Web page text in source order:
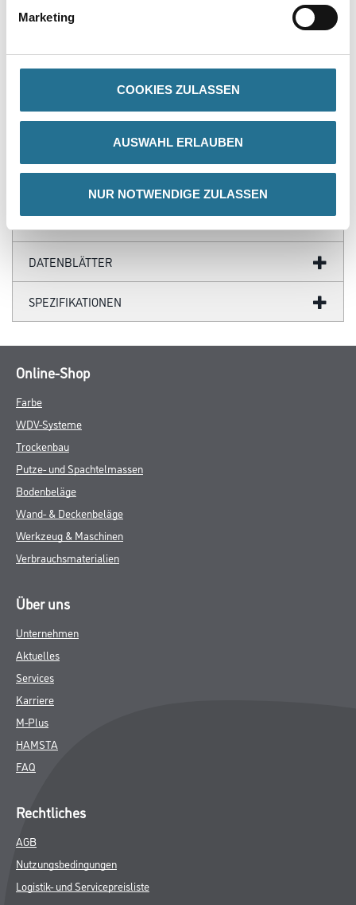
Marketing
COOKIES ZULASSEN
AUSWAHL ERLAUBEN
NUR NOTWENDIGE ZULASSEN
Produkteigenschaft
Oberfläche mit genauen Profilkanten sowie exakter Wiedergabe
des
Motivs. Gefräste Klebefläche für eine optimale Anhaftung des
DATENBLÄTTER
SPEZIFIKATIONEN
Online-Shop
Farbe
WDV-Systeme
Trockenbau
Putze- und Spachtelmassen
Bodenbeläge
Wand- & Deckenbeläge
Werkzeug & Maschinen
Verbrauchsmaterialien
Über uns
Unternehmen
Aktuelles
Services
Karriere
M-Plus
HAMSTA
FAQ
Rechtliches
AGB
Nutzungsbedingungen
Logistik- und Servicepreisliste